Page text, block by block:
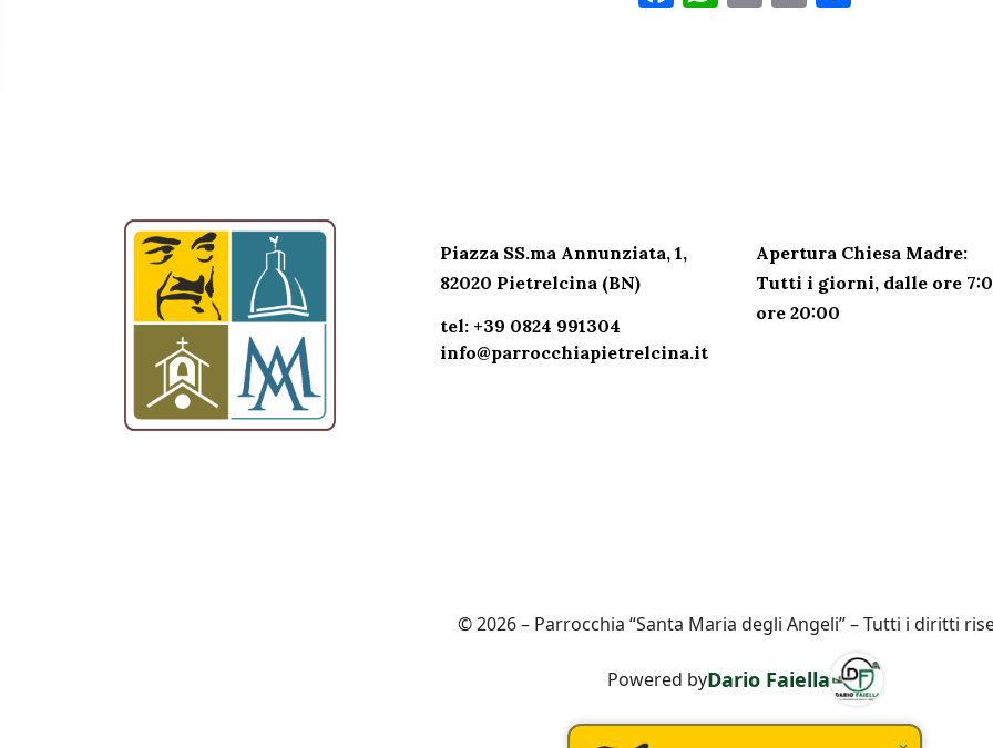
Piazza SS.ma Annunziata, 1,
82020 Pietrelcina (BN)
tel: +39 0824 991304
info@parrocchiapietrelcina.it
Apertura Chiesa Madre:
Tutti i giorni, dalle ore
ore 20:00
© 2026 – Parrocchia “Santa Maria degli Angeli” – Tutti i diritti
Powered byDario Faiella